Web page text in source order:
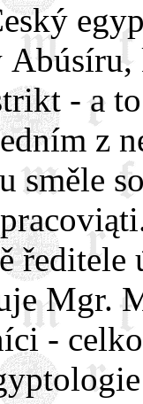
- a
z
směle
ředitele
Mgr.
-